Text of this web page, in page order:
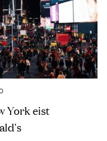
York eist